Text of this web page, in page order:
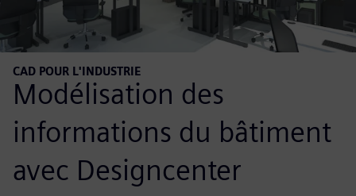
CAD POUR L'INDUSTRIE
Modélisation des
informations du bâtiment
avec Designcenter